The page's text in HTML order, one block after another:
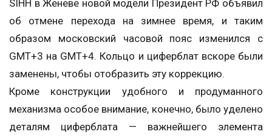
SIHH в Женеве новой модели Президент РФ объявил
об отмене перехода на зимнее время, и таким
образом московский часовой пояс изменился с
GMT+3 на GMT+4. Кольцо и циферблат вскоре были
заменены, чтобы отобразить эту коррекцию.
Кроме конструкции удобного и продуманного
механизма особое внимание, конечно, было уделено
деталям циферблата — важнейшего элемента